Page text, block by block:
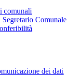
comunali
Comunale
dei dati